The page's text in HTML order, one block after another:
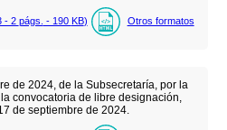
- 2 págs. - 190 KB) Otros formatos
de 2024, de la Subsecretaría, por la
convocatoria de libre designación,
de septiembre de 2024.